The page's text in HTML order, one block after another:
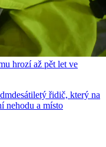
hrozí až pět let ve
řidič, který na
nehodu a místo